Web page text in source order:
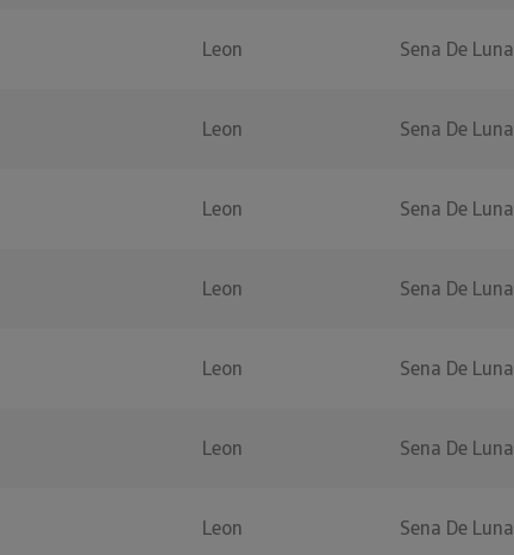
Leon Sena De Luna
Leon Sena De Luna
Leon Sena De Luna
Leon Sena De Luna
Leon Sena De Luna
Leon Sena De Luna
Leon Sena De Luna